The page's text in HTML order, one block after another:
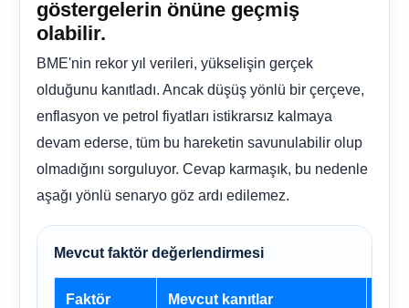
göstergelerin önüne geçmiş
olabilir.
BME'nin rekor yıl verileri, yükselişin gerçek
olduğunu kanıtladı. Ancak düşüş yönlü bir çerçeve,
enflasyon ve petrol fiyatları istikrarsız kalmaya
devam ederse, tüm bu hareketin savunulabilir olup
olmadığını sorguluyor. Cevap karmaşık, bu nedenle
aşağı yönlü senaryo göz ardı edilemez.
Mevcut faktör değerlendirmesi
Faktör Mevcut kanıtlar